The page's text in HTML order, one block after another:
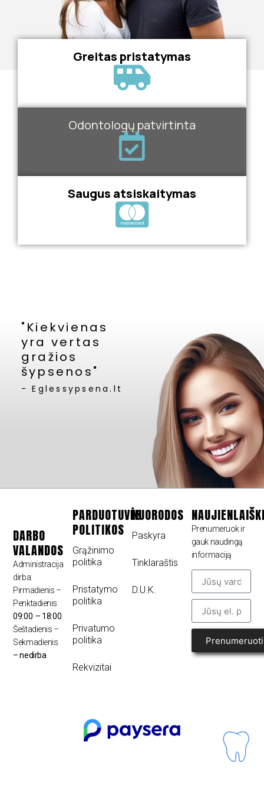
Greitas pristatymas
Odontologų patvirtinta
Saugus atsiskaitymas
"Kiekvienas
yra vertas
gražios
šypsenos"
- Eglessypsena.lt
DARBO
VALANDOS
Administracija
dirba:
Pirmadienis –
Penktadienis
09:00 – 18:00
Šeštadienis –
Sekmadienis
– nedirba
PARDUOTUVĖS
POLITIKOS
Grąžinimo
politika
Pristatymo
politika
Privatumo
politika
Rekvizitai
NUORODOS
Paskyra
Tinklaraštis
D.U.K.
Prenumeruok ir
gauk naudingą
informaciją
Prenumeruoti